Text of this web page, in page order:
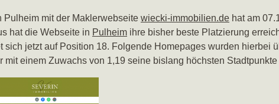
Pulheim mit der Maklerwebseite wiecki-immobilien.de hat am
hat die Webseite in Pulheim ihre bisher beste Platzierung
jetzt auf Position 18. Folgende Homepages wurden hierbei
mit einem Zuwachs von 1,19 seine bislang höchsten